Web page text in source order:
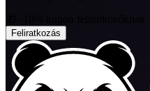
Feliratkozás